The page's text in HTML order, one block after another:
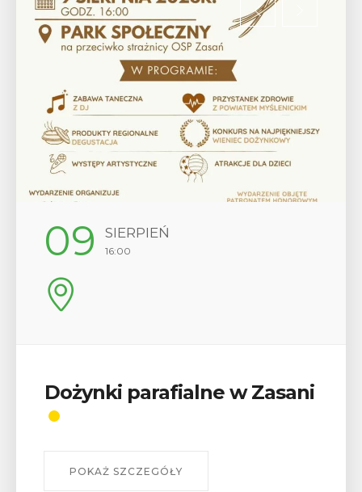
12 SIERPIEŃ
17:00
Wykład „Jak zdobyć
W środę 12 sierpnia o godz. 17 w Miejskiej